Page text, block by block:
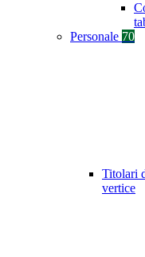
Personale 70
Titolari
vertice